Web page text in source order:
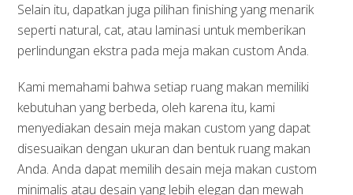
Selain itu, dapatkan juga pilihan finishing yang menarik
seperti natural, cat, atau laminasi untuk memberikan
perlindungan ekstra pada meja makan custom Anda.
Kami memahami bahwa setiap ruang makan memiliki
kebutuhan yang berbeda, oleh karena itu, kami
menyediakan desain meja makan custom yang dapat
disesuaikan dengan ukuran dan bentuk ruang makan
Anda. Anda dapat memilih desain meja makan custom
minimalis atau desain yang lebih elegan dan mewah